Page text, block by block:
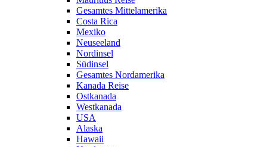
Gesamtes Mittelamerika
Costa Rica
Mexiko
Neuseeland
Nordinsel
Südinsel
Gesamtes Nordamerika
Kanada Reise
Ostkanada
Westkanada
USA
Alaska
Hawaii